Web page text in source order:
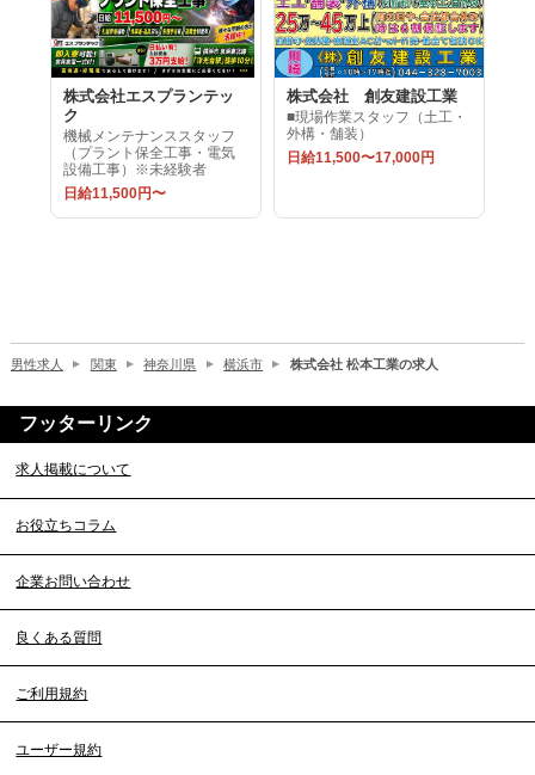
株式会社エスプランテッ
ク
機械メンテナンススタッフ
（プラント保全工事・電気
設備工事）※未経験者
日給11,500円〜
株式会社 創友建設工業
■現場作業スタッフ（土工・
外構・舗装）
日給11,500〜17,000円
男性求人 関東 神奈川県 横浜市 株式会社 松本工業の求人
フッターリンク
求人掲載について
お役立ちコラム
企業お問い合わせ
良くある質問
ご利用規約
ユーザー規約